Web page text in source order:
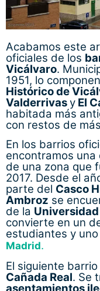
encontramos
de una zona que
parte delCasco
Ambroz se
de la
convierte en un
estudiantes y
Madrid.
El siguiente
Cañada Real . Se
asentamientos
propios
pertenecer a
territorios con la
viviendas están
llamada Cañada
En la zona sur
Rivas-
de nueva
Ahijones
separados por la
en superficie por
comenzaron a